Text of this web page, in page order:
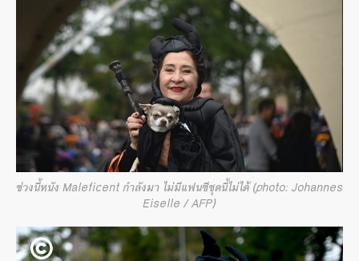
ช่วงนี้หนัง Maleficent กำลังมา ไม่มีแฟนซีชุดนี้ไม่ได้ (photo: Johannes
Eiselle / AFP)